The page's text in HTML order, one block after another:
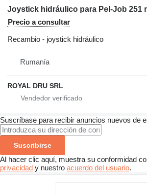
Joystick hidráulico para Pel-Job 251
Precio a consultar
Recambio - joystick hidráulico
Rumanía
ROYAL DRU SRL
Suscríbase para recibir anuncios nuevos de
Suscribirse
Al hacer clic aquí, muestra su conformidad
privacidad y nuestro acuerdo del usuario.